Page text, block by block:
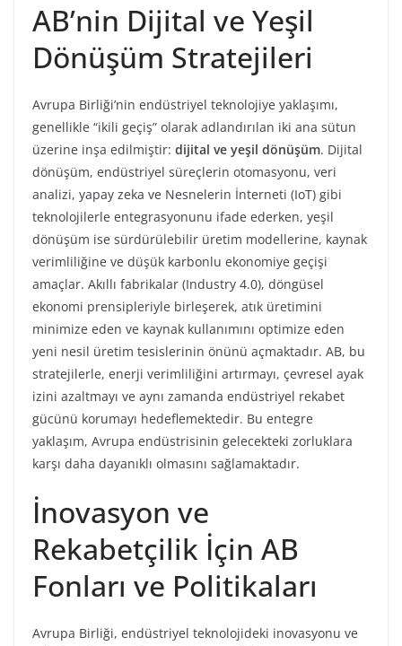
AB’nin Dijital ve Yeşil
Dönüşüm Stratejileri
Avrupa Birliği’nin endüstriyel teknolojiye yaklaşımı,
genellikle “ikili geçiş” olarak adlandırılan iki ana sütun
üzerine inşa edilmiştir: dijital ve yeşil dönüşüm. Dijital
dönüşüm, endüstriyel süreçlerin otomasyonu, veri
analizi, yapay zeka ve Nesnelerin İnterneti (IoT) gibi
teknolojilerle entegrasyonunu ifade ederken, yeşil
dönüşüm ise sürdürülebilir üretim modellerine, kaynak
verimliliğine ve düşük karbonlu ekonomiye geçişi
amaçlar. Akıllı fabrikalar (Industry 4.0), döngüsel
ekonomi prensipleriyle birleşerek, atık üretimini
minimize eden ve kaynak kullanımını optimize eden
yeni nesil üretim tesislerinin önünü açmaktadır. AB, bu
stratejilerle, enerji verimliliğini artırmayı, çevresel ayak
izini azaltmayı ve aynı zamanda endüstriyel rekabet
gücünü korumayı hedeflemektedir. Bu entegre
yaklaşım, Avrupa endüstrisinin gelecekteki zorluklara
karşı daha dayanıklı olmasını sağlamaktadır.
İnovasyon ve
Rekabetçilik İçin AB
Fonları ve Politikaları
Avrupa Birliği, endüstriyel teknolojideki inovasyonu ve